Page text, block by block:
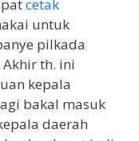
cetak
untuk
pilkada
th. ini
kepala
bakal masuk
daerah